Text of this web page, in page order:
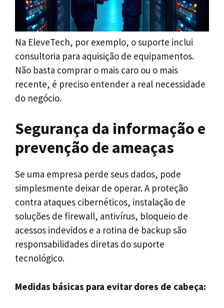
Na EleveTech, por exemplo, o suporte inclui
consultoria para aquisição de equipamentos.
Não basta comprar o mais caro ou o mais
recente, é preciso entender a real necessidade
do negócio.
Segurança da informação e
prevenção de ameaças
Se uma empresa perde seus dados, pode
simplesmente deixar de operar. A proteção
contra ataques cibernéticos, instalação de
soluções de firewall, antivírus, bloqueio de
acessos indevidos e a rotina de backup são
responsabilidades diretas do suporte
tecnológico.
Medidas básicas para evitar dores de cabeça: